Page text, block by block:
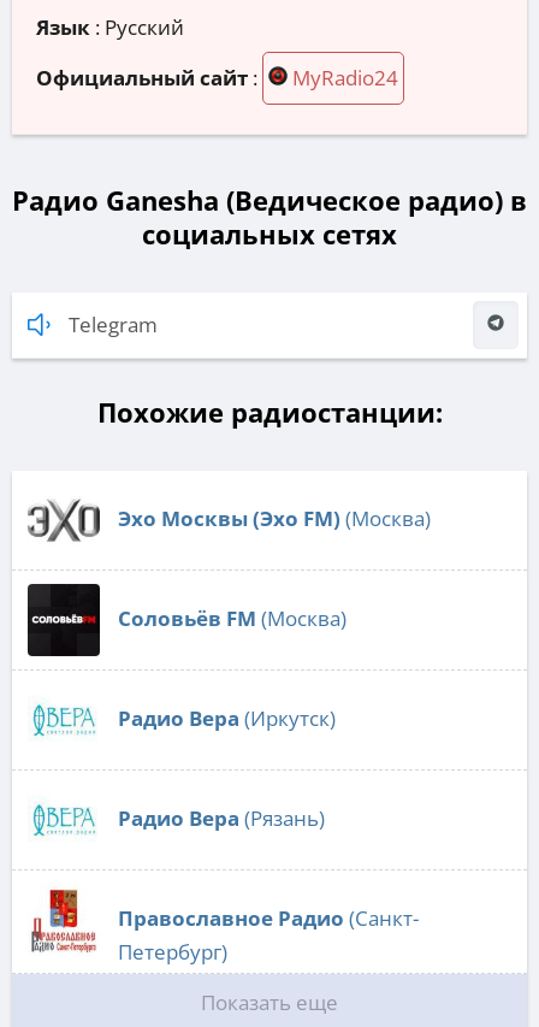
Язык : Русский
Официальный сайт : MyRadio24
Радио Ganesha (Ведическое радио) в
социальных сетях
Telegram
Похожие радиостанции:
Эхо Москвы (Эхо FM) (Москва)
Соловьёв FM (Москва)
Радио Вера (Иркутск)
Радио Вера (Рязань)
Православное Радио (Санкт-
Петербург)
Показать еще